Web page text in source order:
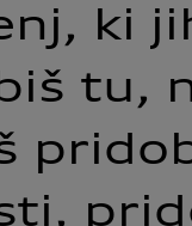
ki
tu,